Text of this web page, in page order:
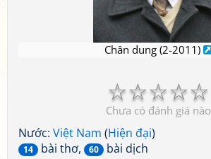
Chân dung (2-2011)
☆
☆
☆
☆
☆
Chưa có đánh giá nào
Nước: Việt Nam (Hiện đại)
14 bài thơ, 60
bài dịch